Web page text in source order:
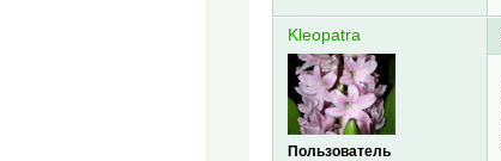
Kleopatra
Пользователь